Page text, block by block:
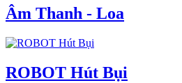
Âm Thanh - Loa
ROBOT Hút Bụi